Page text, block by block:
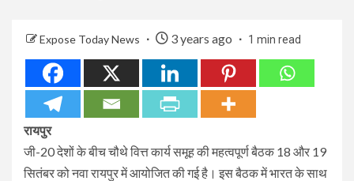
Expose Today News 3 years ago 1 min read
रायपुर
जी-20 देशों के बीच चौथे वित्त कार्य समूह की महत्वपूर्ण बैठक 18 और 19
सितंबर को नवा रायपुर में आयोजित की गई है। इस बैठक में भारत के साथ